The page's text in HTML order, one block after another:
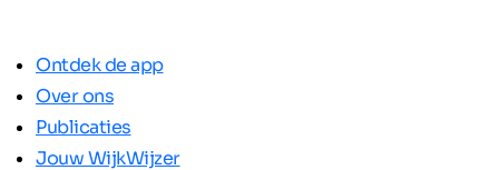
Ontdek de app
Over ons
Publicaties
Jouw WijkWijzer